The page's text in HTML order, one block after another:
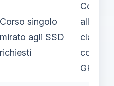
Corso singolo
mirato agli SSD
richiesti
classi di
GPS